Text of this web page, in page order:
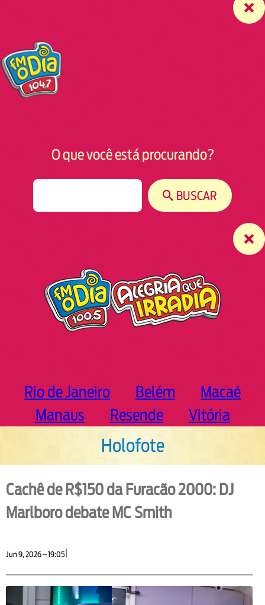
O que você está procurando?
BUSCAR
Rio de Janeiro Belém
Macaé
Manaus
Resende Vitória
Holofote
Cachê de R$150 da Furacão 2000: DJ
Marlboro debate MC Smith
Jun 9, 2026 – 19:05